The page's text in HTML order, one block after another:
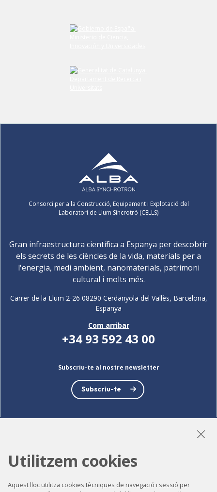
Consorci per a la Construcció, Equipament i Explotació del
Laboratori de Llum Sincrotró (CELLS)
Gran infraestructura científica a Espanya per descobrir
els secrets de les ciències de la vida, materials per a
l'energia, medi ambient, nanomaterials, patrimoni
cultural i molts més.
Carrer de la Llum 2-26 08290 Cerdanyola del Vallès, Barcelona,
Espanya
Com arribar
+34 93 592 43 00
Subscriu-te al nostre newsletter
Subscriu-te
Utilitzem cookies
Aquest lloc utilitza cookies tècniques de navegació i sessió per